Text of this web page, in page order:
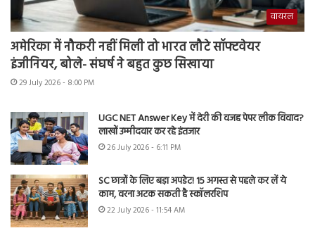
वायरल
अमेरिका में नौकरी नहीं मिली तो भारत लौटे सॉफ्टवेयर
इंजीनियर, बोले- संघर्ष ने बहुत कुछ सिखाया
29 July 2026 - 8:00 PM
UGC NET Answer Key में देरी की वजह पेपर लीक विवाद?
लाखों उम्मीदवार कर रहे इंतजार
26 July 2026 - 6:11 PM
SC छात्रों के लिए बड़ा अपडेट! 15 अगस्त से पहले कर लें ये
काम, वरना अटक सकती है स्कॉलरशिप
22 July 2026 - 11:54 AM